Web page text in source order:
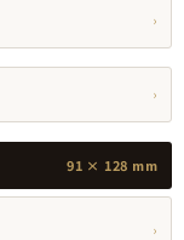
›
›
91 × 128 mm
›